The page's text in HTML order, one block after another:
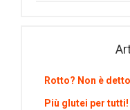
Rotto? Non è
Più glutei per tutti!